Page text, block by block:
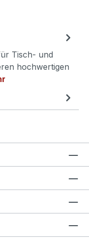
Tisch- und
hochwertigen